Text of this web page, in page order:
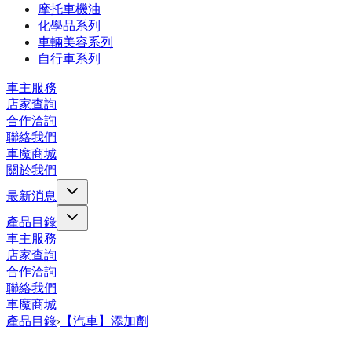
摩托車機油
化學品系列
車輛美容系列
自行車系列
車主服務
店家查詢
合作洽詢
聯絡我們
車魔商城
關於我們
最新消息
產品目錄
車主服務
店家查詢
合作洽詢
聯絡我們
車魔商城
產品目錄› 【汽車】添加劑